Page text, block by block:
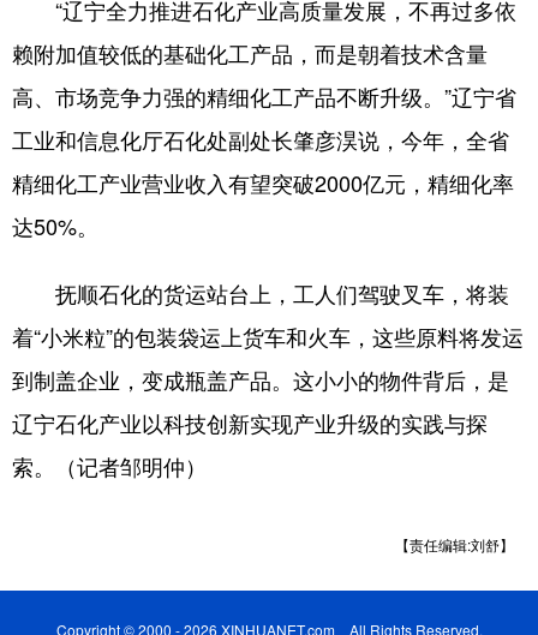
“辽宁全力推进石化产业高质量发展，不再过多依
赖附加值较低的基础化工产品，而是朝着技术含量
高、市场竞争力强的精细化工产品不断升级。”辽宁省
工业和信息化厅石化处副处长肇彦淏说，今年，全省
精细化工产业营业收入有望突破2000亿元，精细化率
达50%。
抚顺石化的货运站台上，工人们驾驶叉车，将装
着“小米粒”的包装袋运上货车和火车，这些原料将发运
到制盖企业，变成瓶盖产品。这小小的物件背后，是
辽宁石化产业以科技创新实现产业升级的实践与探
索。（记者邹明仲）
【责任编辑:刘舒】
Copyright © 2000 - 2026 XINHUANET.com All Rights Reserved.